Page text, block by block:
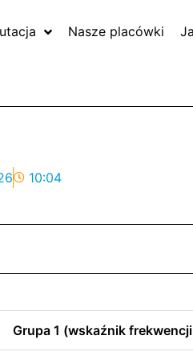
Nasze placówki
10:04
Grupa 1 (wskaźnik